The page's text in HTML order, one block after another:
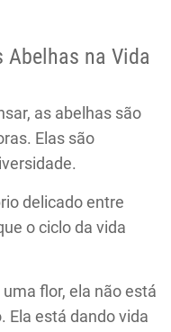
Abelhas na Vida
as abelhas são
Elas são
delicado entre
o ciclo da vida
flor, ela não está
Ela está dando vida